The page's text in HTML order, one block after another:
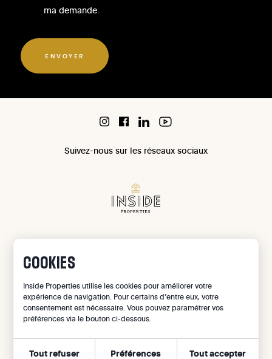
ma demande.
ENVOYER
Suivez-nous sur les réseaux sociaux
Confidentialité
Mentions légales
COOKIES
Inside Properties utilise les cookies pour améliorer votre
expérience de navigation. Pour certains d’entre eux, votre
consentement est nécessaire. Vous pouvez paramétrer vos
préférences via le bouton ci-dessous.
Tout refuser Préférences Tout accepter